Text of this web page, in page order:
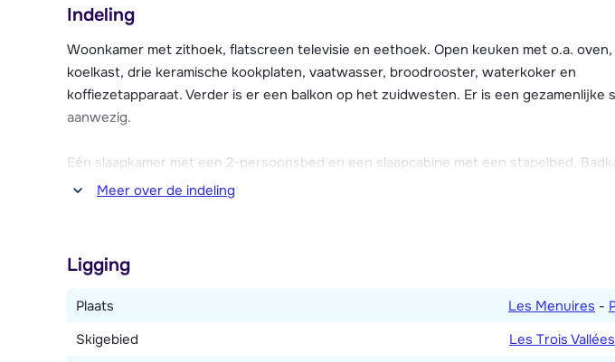
kunt relaxen na een dag actief in de sneeuw.
De comfortabele appartementen zijn ondergebracht in 3 kleinschalige residenties:
Bossons en Argentière. Ze beschikken over een skiberging en er is gratis
Indeling
Woonkamer met zithoek, flatscreen televisie en eethoek. Open keuken met o.a.
koelkast, drie keramische kookplaten, vaatwasser, broodrooster, waterkoker en
koffiezetapparaat. Verder is er een balkon op het zuidwesten. Er is een gezamenlijke
aanwezig.
Eén slaapkamer met een 2-persoonsbed en een slaapcabine met een stapelbed.
douche. Apart toilet.
Meer over de indeling
Ligging
Plaats Les Menuires -
Skigebied
Les Trois